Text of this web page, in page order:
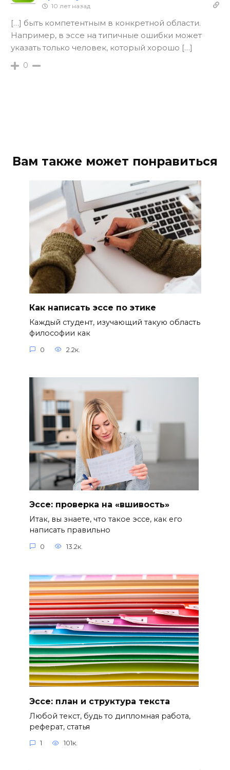
10 лет назад
[…] быть компетентным в конкретной области.
Например, в эссе на типичные ошибки может
указать только человек, который хорошо […]
0
Вам также может понравиться
Как написать эссе по этике
Каждый студент, изучающий такую область
философии как
0 2.2к.
Эссе: проверка на «вшивость»
Итак, вы знаете, что такое эссе, как его
написать правильно
0 13.2к.
Эссе: план и структура текста
Любой текст, будь то дипломная работа,
реферат, статья
1 101к.